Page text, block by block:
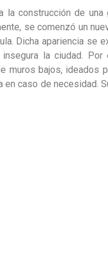
construcción de
se comenzó un
Dicha apariencia
la ciudad.
muros bajos, ideados
caso de necesidad.